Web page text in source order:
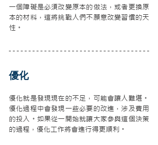
一個障礙是必須改變原本的做法，或者更換原
本的材料，這將挑戰人們不願意改變習慣的天
性。
優化
優化就是發現現在的不足，可能會讓人難堪。
優化過程中會發現一些必要的改進，涉及費用
的投入。如果從一開始就讓大家參與這個決策
的過程，優化工作將會進行得更順利。